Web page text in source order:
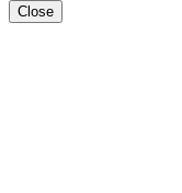
Close